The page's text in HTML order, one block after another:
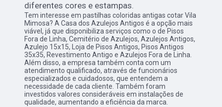
diferentes cores e estampas.
Tem interesse em pastilhas coloridas antigas cotar Vila
Mimosa? A Casa dos Azulejos Antigos é a opção mais
viável, já que disponibiliza serviços como o de Pisos
Fora de Linha, Cemitério de Azulejos, Azulejos Antigos,
Azulejo 15x15, Loja de Pisos Antigos, Pisos Antigos
35x35, Revestimento Antigo e Azulejos Fora de Linha.
Além disso, a empresa também conta com um
atendimento qualificado, através de funcionários
especializados e cuidadosos, que entendem a
necessidade de cada cliente. Também foram
investidos valores consideráveis em instalações de
qualidade, aumentando a eficiência da marca.